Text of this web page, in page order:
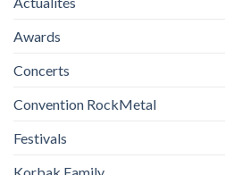
Awards
Concerts
Convention RockMetal
Festivals